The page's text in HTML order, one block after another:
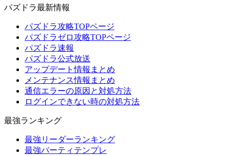
パズドラ最新情報
パズドラ攻略TOPページ
パズドラゼロ攻略TOPページ
パズドラ速報
パズドラ公式放送
アップデート情報まとめ
メンテナンス情報まとめ
通信エラーの原因と対処方法
ログインできない時の対処方法
最強ランキング
最強リーダーランキング
最強パーティテンプレ